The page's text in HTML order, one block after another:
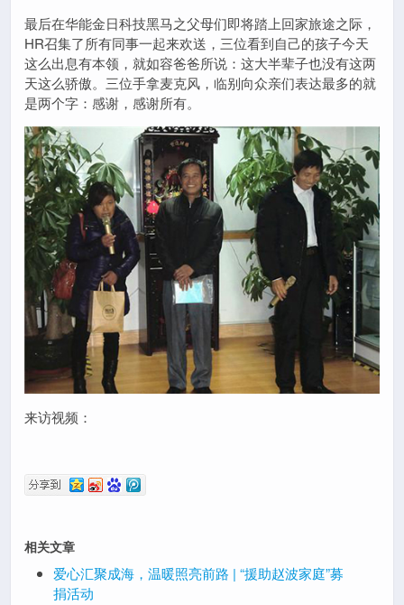
最后在华能金日科技黑马之父母们即将踏上回家旅途之际，
HR召集了所有同事一起来欢送，三位看到自己的孩子今天
这么出息有本领，就如容爸爸所说：这大半辈子也没有这两
天这么骄傲。三位手拿麦克风，临别向众亲们表达最多的就
是两个字：感谢，感谢所有。
来访视频：
相关文章
爱心汇聚成海，温暖照亮前路 | “援助赵波家庭”募
捐活动